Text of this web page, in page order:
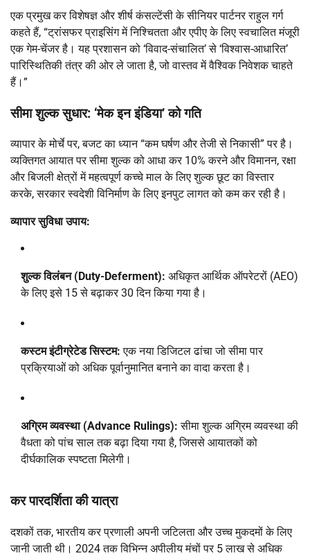
एक प्रमुख कर विशेषज्ञ और शीर्ष कंसल्टेंसी के सीनियर पार्टनर राहुल गर्ग
कहते हैं, “ट्रांसफर प्राइसिंग में निश्चितता और एपीए के लिए स्वचालित मंजूरी
एक गेम-चेंजर है। यह प्रशासन को ‘विवाद-संचालित’ से ‘विश्वास-आधारित’
पारिस्थितिकी तंत्र की ओर ले जाता है, जो वास्तव में वैश्विक निवेशक चाहते
हैं।”
सीमा शुल्क सुधार: ‘मेक इन इंडिया’ को गति
व्यापार के मोर्चे पर, बजट का ध्यान “कम घर्षण और तेजी से निकासी” पर है।
व्यक्तिगत आयात पर सीमा शुल्क को आधा कर 10% करने और विमानन, रक्षा
और बिजली क्षेत्रों में महत्वपूर्ण कच्चे माल के लिए शुल्क छूट का विस्तार
करके, सरकार स्वदेशी विनिर्माण के लिए इनपुट लागत को कम कर रही है।
व्यापार सुविधा उपाय:
शुल्क विलंबन (Duty-Deferment): अधिकृत आर्थिक ऑपरेटरों (AEO)
के लिए इसे 15 से बढ़ाकर 30 दिन किया गया है।
कस्टम इंटीग्रेटेड सिस्टम: एक नया डिजिटल ढांचा जो सीमा पार
प्रक्रियाओं को अधिक पूर्वानुमानित बनाने का वादा करता है।
अग्रिम व्यवस्था (Advance Rulings): सीमा शुल्क अग्रिम व्यवस्था की
वैधता को पांच साल तक बढ़ा दिया गया है, जिससे आयातकों को
दीर्घकालिक स्पष्टता मिलेगी।
कर पारदर्शिता की यात्रा
दशकों तक, भारतीय कर प्रणाली अपनी जटिलता और उच्च मुकदमों के लिए
जानी जाती थी। 2024 तक विभिन्न अपीलीय मंचों पर 5 लाख से अधिक